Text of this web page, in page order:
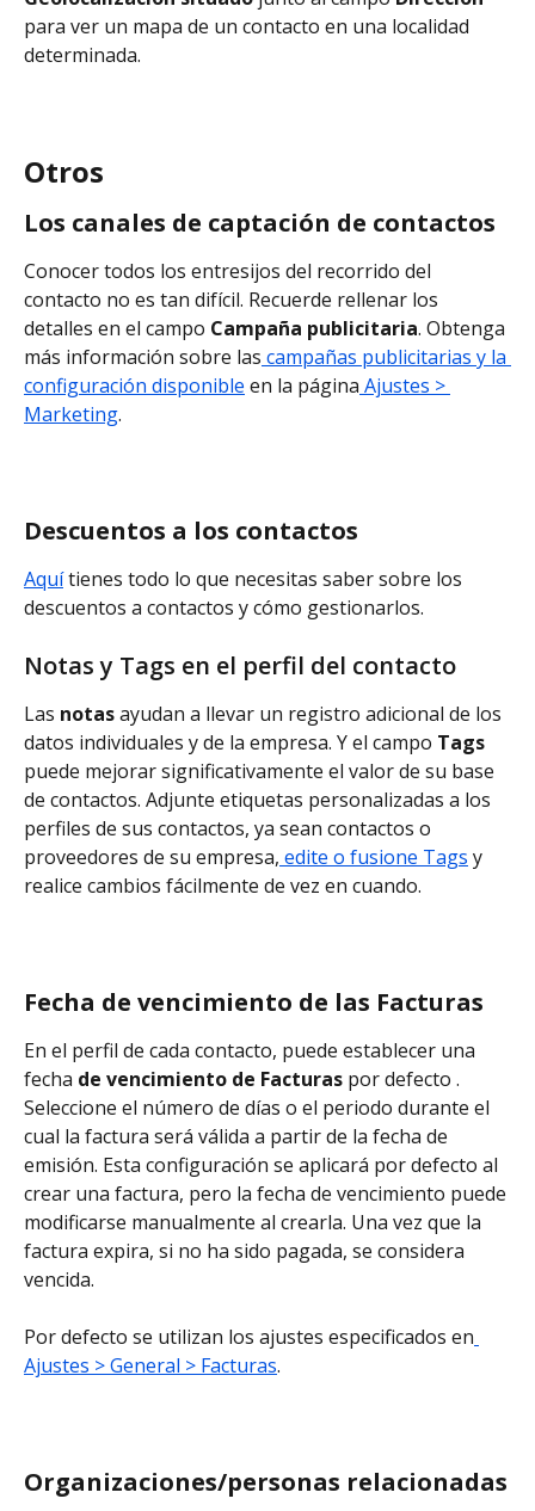
para ver un mapa de un contacto en una localidad
determinada.
Otros
Los canales de captación de contactos
Conocer todos los entresijos del recorrido del
contacto no es tan difícil. Recuerde rellenar los
detalles en el campo Campaña publicitaria. Obtenga
más información sobre las campañas publicitarias y la
configuración disponible en la página Ajustes >
Marketing.
Descuentos a los contactos
Aquí tienes todo lo que necesitas saber sobre los
descuentos a contactos y cómo gestionarlos.
Notas y Tags en el perfil del contacto
Las notas ayudan a llevar un registro adicional de los
datos individuales y de la empresa. Y el campo Tags
puede mejorar significativamente el valor de su base
de contactos. Adjunte etiquetas personalizadas a los
perfiles de sus contactos, ya sean contactos o
proveedores de su empresa, edite o fusione Tags y
realice cambios fácilmente de vez en cuando.
Fecha de vencimiento de las Facturas
En el perfil de cada contacto, puede establecer una
fecha de vencimiento de Facturas por defecto .
Seleccione el número de días o el periodo durante el
cual la factura será válida a partir de la fecha de
emisión. Esta configuración se aplicará por defecto al
crear una factura, pero la fecha de vencimiento puede
modificarse manualmente al crearla. Una vez que la
factura expira, si no ha sido pagada, se considera
vencida.
Por defecto se utilizan los ajustes especificados en
Ajustes > General > Facturas.
Organizaciones/personas relacionadas